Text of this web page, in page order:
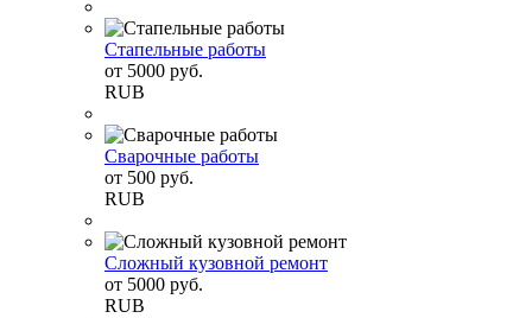
Стапельные работы
от 5000 руб.
RUB
Сварочные работы
от 500 руб.
RUB
Сложный кузовной ремонт
от 5000 руб.
RUB